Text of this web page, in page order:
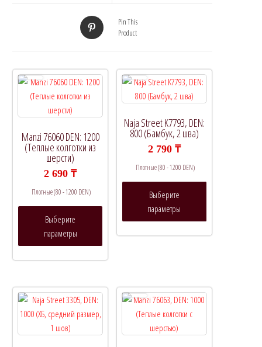
Pin This
Product
Manzi 76060 DEN: 1200
(Теплые колготки из
шерсти)
2 690₸
Плотные (80 - 1200 DEN)
Выберите
параметры
имеет
можно
странице
Naja Street K7793, DEN:
800 (Бамбук, 2 шва)
2 790 ₸
Плотные (80 - 1200 DEN)
Выберите
параметры
на